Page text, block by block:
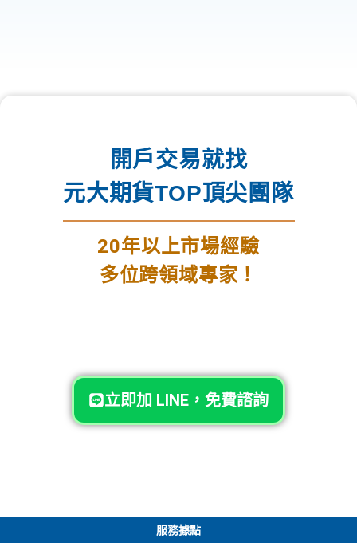
開戶交易就找
元大期貨TOP頂尖團隊
20年以上市場經驗
多位跨領域專家！
立即加 LINE，免費諮詢
服務據點